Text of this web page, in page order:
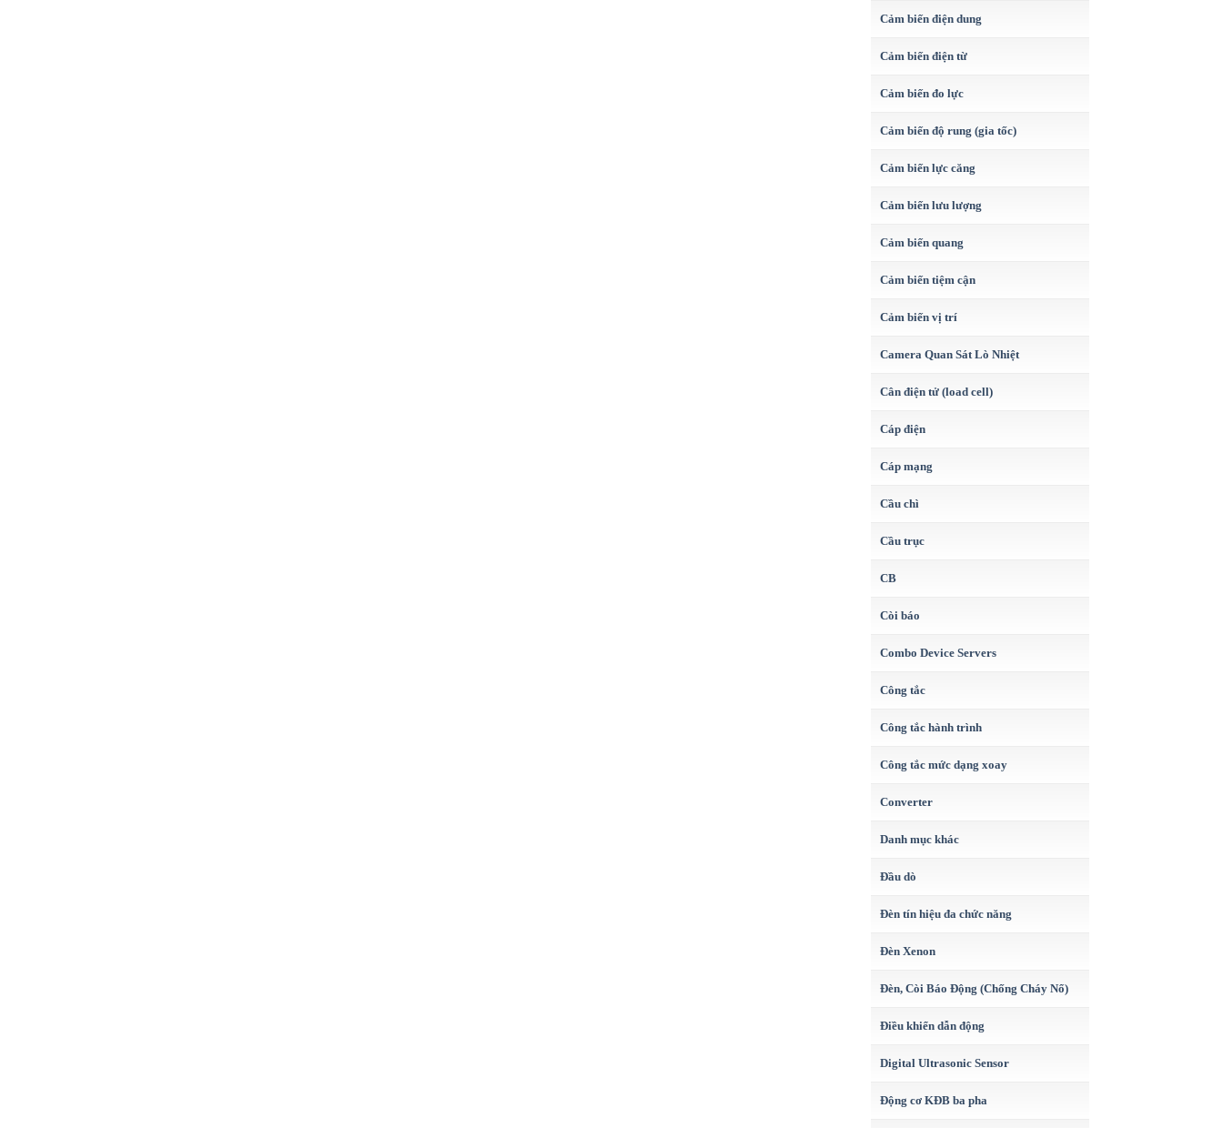
Cảm biến điện dung
Cảm biến điện từ
Cảm biến đo lực
Cảm biến độ rung (gia tốc)
Cảm biến lực căng
Cảm biến lưu lượng
Cảm biến quang
Cảm biến tiệm cận
Cảm biến vị trí
Camera Quan Sát Lò Nhiệt
Cân điện tử (load cell)
Cáp điện
Cáp mạng
Cầu chì
Cầu trục
CB
Còi báo
Combo Device Servers
Công tắc
Công tắc hành trình
Công tắc mức dạng xoay
Converter
Danh mục khác
Đầu dò
Đèn tín hiệu đa chức năng
Đèn Xenon
Đèn, Còi Báo Động (Chống Cháy Nổ)
Điều khiển dẫn động
Digital Ultrasonic Sensor
Động cơ KĐB ba pha